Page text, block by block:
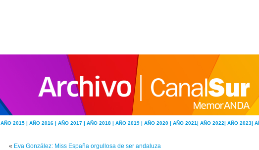
AÑO 2015 | AÑO 2016 | AÑO 2017 | AÑO 2018 | AÑO 2019 | AÑO 2020 | AÑO 2021| AÑO 2022| AÑO 2023|
« Eva González: Miss España orgullosa de ser andaluza